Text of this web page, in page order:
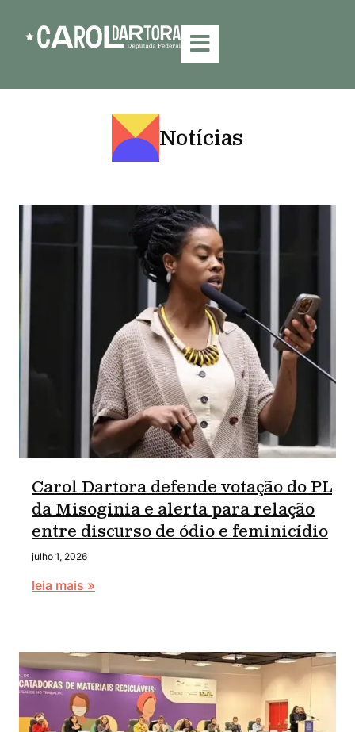
Notícias
Carol Dartora defende votação do PL
da Misoginia e alerta para relação
entre discurso de ódio e feminicídio
julho 1, 2026
leia mais »